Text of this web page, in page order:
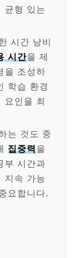
균형 있는
시간 낭비
시간을 제
을 조성하
학습 환경
요인을 최
는 것도 중
집중력 을
부 시간과
지속 가능
요합니다.